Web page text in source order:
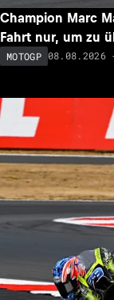
Champion Marc
Fahrt nur, um zu
MOTOGP 08.08.2026